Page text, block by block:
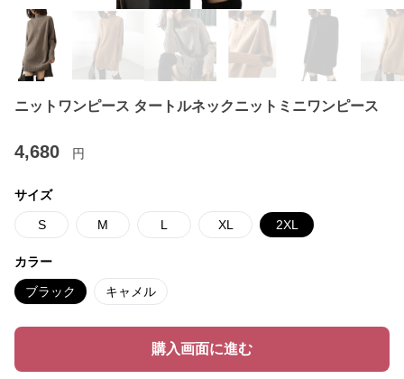
ニットワンピース タートルネックニットミニワンピース
4,680 円
サイズ
S M L XL 2XL
カラー
ブラック キャメル
購入画面に進む